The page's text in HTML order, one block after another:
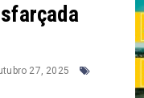
27, 2025